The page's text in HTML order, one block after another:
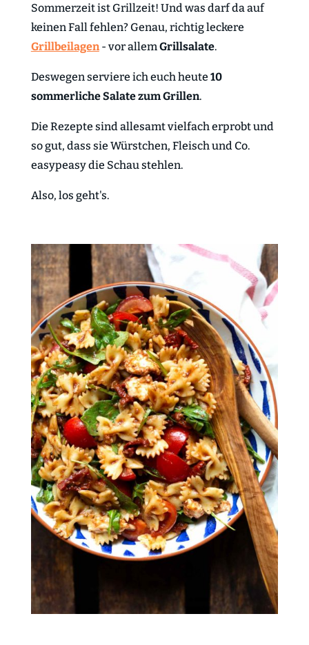
Sommerzeit ist Grillzeit! Und was darf da auf
keinen Fall fehlen? Genau, richtig leckere
Grillbeilagen- vor allem Grillsalate.
Deswegen serviere ich euch heute 10
sommerliche Salate zum Grillen.
Die Rezepte sind allesamt vielfach erprobt und
so gut, dass sie Würstchen, Fleisch und Co.
easypeasy die Schau stehlen.
Also, los geht's.